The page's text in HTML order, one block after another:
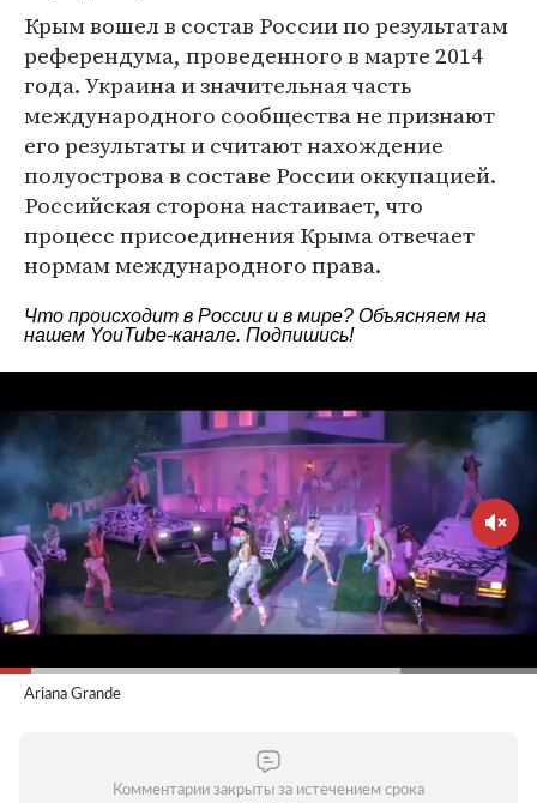
Крым вошел в состав России по результатам
референдума, проведенного в марте 2014
года. Украина и значительная часть
международного сообщества не признают
его результаты и считают нахождение
полуострова в составе России оккупацией.
Российская сторона настаивает, что
процесс присоединения Крыма отвечает
нормам международного права.
Что происходит в России и в мире? Объясняем на
нашем YouTube-канале. Подпишись!
Ariana Grande
Комментарии закрыты за истечением срока